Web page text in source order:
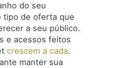
do seu
tipo de oferta que
a seu público.
e acessos feitos
crescem a cada.
manter sua